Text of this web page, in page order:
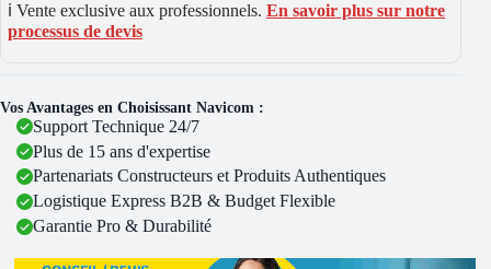
ℹ️ Vente exclusive aux professionnels. En savoir plus sur notre
processus de devis
Vos Avantages en Choisissant Navicom :
Support Technique 24/7
Plus de 15 ans d'expertise
Partenariats Constructeurs et Produits Authentiques
Logistique Express B2B & Budget Flexible
Garantie Pro & Durabilité